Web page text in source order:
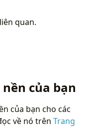
quan.
của bạn
của bạn cho các
về nó trên Trang